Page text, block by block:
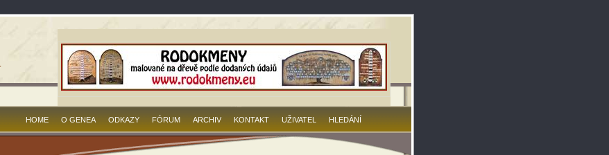
HOME O GENEA ODKAZY FÓRUM ARCHIV KONTAKT UŽIVATEL HLEDÁNÍ